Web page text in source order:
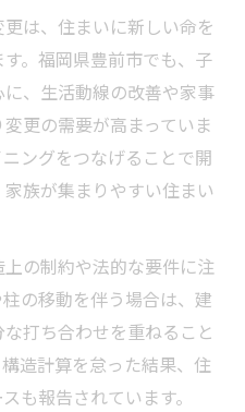
は、住まいに新しい命を
。福岡県豊前市でも、子
、生活動線の改善や家事
更の需要が高まっていま
ングをつなげることで開
族が集まりやすい住まい
の制約や法的な要件に注
の移動を伴う場合は、建
打ち合わせを重ねること
造計算を怠った結果、住
も報告されています。